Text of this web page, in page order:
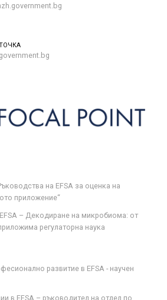
на ЕFSA за оценка на
приложение“
– Декодиране на микробиома: от
регулаторна наука
развитие в EFSA - научен
в EFSA – ръководител на отдел по